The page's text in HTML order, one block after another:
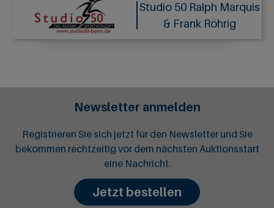
Studio 50 Ralph Marquis
& Frank Röhrig
Newsletter anmelden
Registrieren Sie sich jetzt für den Newsletter und Sie
bekommen rechtzeitig vor dem nächsten Auktionsstart
eine Nachricht.
Jetzt bestellen